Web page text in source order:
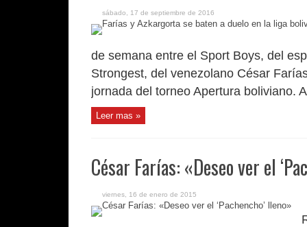
sábado, 17 de septiembre de 2016
de semana entre el Sport Boys, del
Strongest, del venezolano César
jornada del torneo Apertura boliviano.
Leer mas »
César Farías: «Deseo ver el
viernes, 16 de enero de 2015